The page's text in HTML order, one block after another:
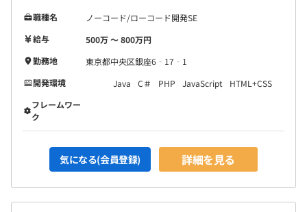
職種名
ノーコード/ローコード開発SE
給与
500万 〜 800万円
勤務地
東京都中央区銀座6‐17‐1
開発環境
Java C＃ PHP JavaScript
HTML+CSS
フレームワー
ク
気になる(会員登録) 詳細を見る